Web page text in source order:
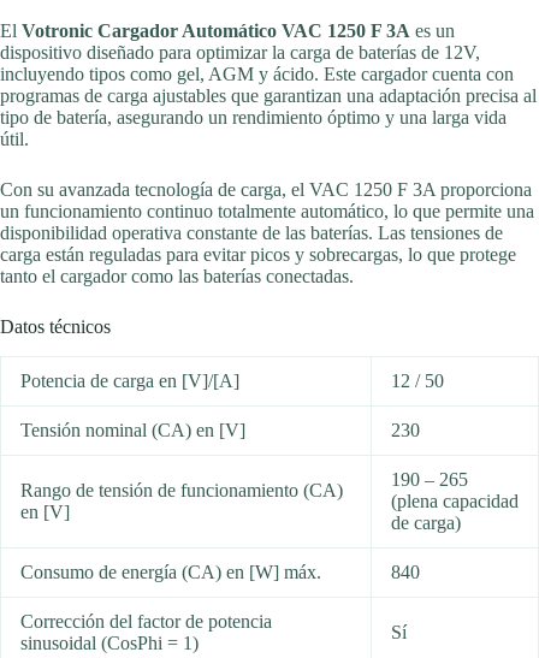
El Votronic Cargador Automático VAC 1250 F 3A es un
dispositivo diseñado para optimizar la carga de baterías de 12V,
incluyendo tipos como gel, AGM y ácido. Este cargador cuenta con
programas de carga ajustables que garantizan una adaptación precisa al
tipo de batería, asegurando un rendimiento óptimo y una larga vida
útil.
Con su avanzada tecnología de carga, el VAC 1250 F 3A proporciona
un funcionamiento continuo totalmente automático, lo que permite una
disponibilidad operativa constante de las baterías. Las tensiones de
carga están reguladas para evitar picos y sobrecargas, lo que protege
tanto el cargador como las baterías conectadas.
Datos técnicos
Potencia de carga en [V]/[A] 12 / 50
Tensión nominal (CA) en [V] 230
Rango de tensión de funcionamiento (CA)
en [V]
190 – 265
(plena capacidad
de carga)
Consumo de energía (CA) en [W] máx. 840
Corrección del factor de potencia
sinusoidal (CosPhi = 1)
Sí